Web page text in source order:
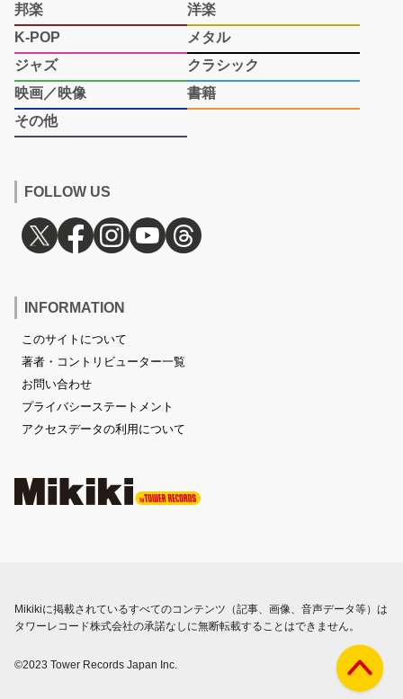
邦楽
洋楽
K-POP
メタル
ジャズ
クラシック
映画／映像
書籍
その他
FOLLOW US
INFORMATION
このサイトについて
著者・コントリビューター一覧
お問い合わせ
プライバシーステートメント
アクセスデータの利用について
Mikikiに掲載されているすべてのコンテンツ（記事、画像、音声データ等）は
タワーレコード株式会社の承諾なしに無断転載することはできません。
©2023 Tower Records Japan Inc.